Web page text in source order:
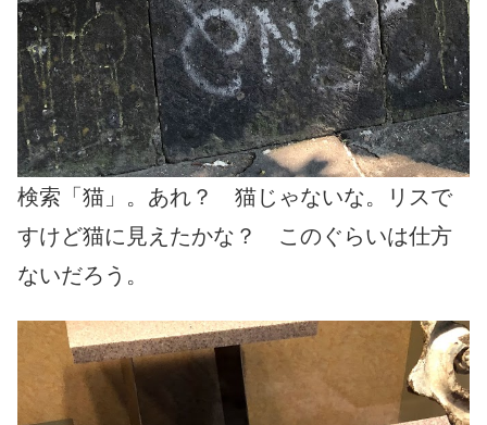
検索「猫」。あれ？ 猫じゃないな。リスで
すけど猫に見えたかな？ このぐらいは仕方
ないだろう。